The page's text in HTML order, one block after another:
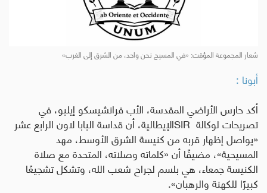
شعار المجموعة المؤقت: «في المسيح نحن واحد، من الشرق إلى الغرب»
أبونا :
أكد حارس الأراضي المقدسة، الأب فرانشيسكو إيلبو، في
تصريحات لوكالة SIR الإيطالية، أن قداسة البابا لاون الرابع عشر
«يواصل إظهار قربه من كنيسة الشرق الأوسط، مهد
المسيحية»، مضيفًا أن «كلماته وصلاته، المتحدة مع صلاة
الكنيسة جمعاء، هي بلسم لجراح شعب الله، وتشكل تشجيعًا
كبيرًا للكهنة والرهبان».